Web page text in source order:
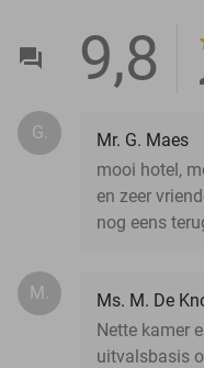
9,8
G.
Mr. G. Maes
mooi hotel,
en zeer
nog eens
M.
Ms. M. De
Nette kamer
uitvalsbasis